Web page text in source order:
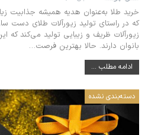
خرید طلا به‌عنوان هدیه همیشه جذابیت
که در راستای تولید زیورآلات طلای دست
زیورآلات ظریف و زیبایی تولید می‌کند که
بانوان دارند. حالا بهترین فرصت…
ادامه مطلب ...
دسته‌بندی نشده